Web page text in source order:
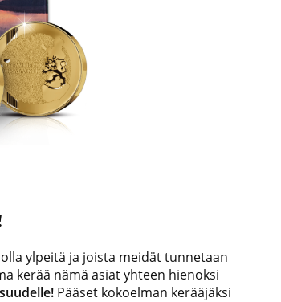
ylpeitä ja joista meidät tunnetaan
kerää nämä asiat yhteen hienoksi
Pääset kokoelman kerääjäksi